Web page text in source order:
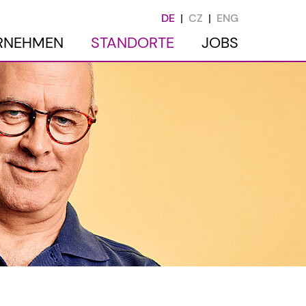
STANDORTE JOBS
DE CZ ENG